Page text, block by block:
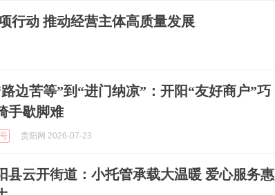
行动 推动经营主体高质量发展
路边苦等”到“进门纳凉”：开阳“友好商户”巧
手歇脚难
贵阳网 2026-07-23
县云开街道：小托管承载大温暖 爱心服务惠